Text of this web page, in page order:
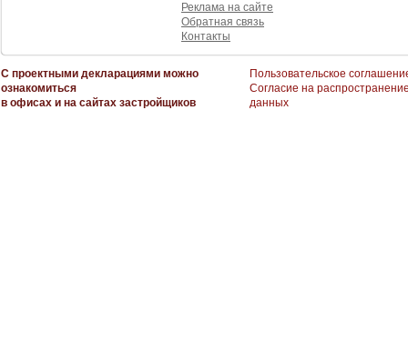
Реклама на сайте
Обратная связь
Контакты
С проектными декларациями можно
ознакомиться
в офисах и на сайтах застройщиков
Пользовательское
Согласие на
данных